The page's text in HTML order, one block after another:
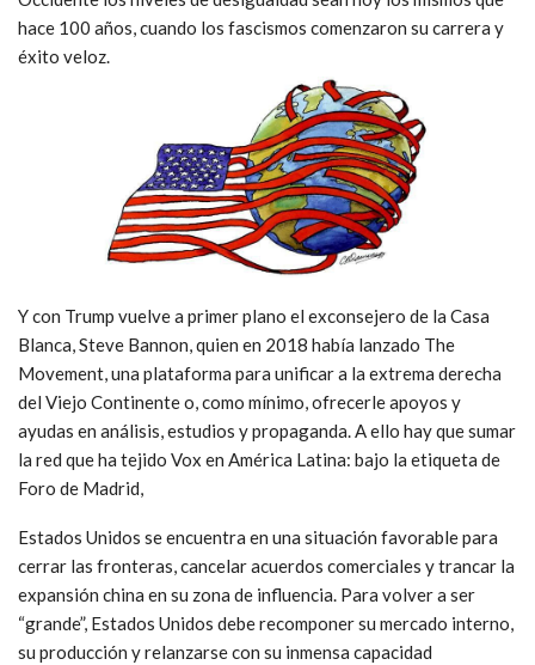
hace 100 años, cuando los fascismos comenzaron su carrera y
éxito veloz.
Y con Trump vuelve a primer plano el exconsejero de la Casa
Blanca, Steve Bannon, quien en 2018 había lanzado The
Movement, una plataforma para unificar a la extrema derecha
del Viejo Continente o, como mínimo, ofrecerle apoyos y
ayudas en análisis, estudios y propaganda. A ello hay que sumar
la red que ha tejido Vox en América Latina: bajo la etiqueta de
Foro de Madrid,
Estados Unidos se encuentra en una situación favorable para
cerrar las fronteras, cancelar acuerdos comerciales y trancar la
expansión china en su zona de influencia. Para volver a ser
“grande”, Estados Unidos debe recomponer su mercado interno,
su producción y relanzarse con su inmensa capacidad